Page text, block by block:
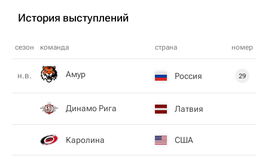
История выступлений
сезон команда страна номер
н.в. Амур Россия 29
Динамо Рига Латвия
Каролина США